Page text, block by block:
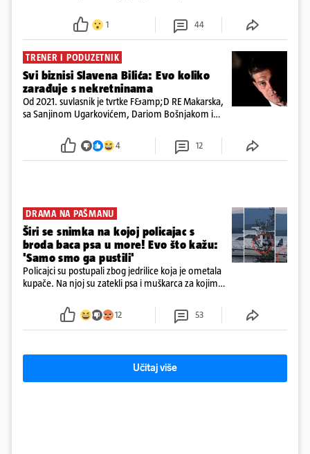
ispitali i poslali u istražni zatvor
1 44
TRENER I PODUZETNIK
Svi biznisi Slavena Bilića: Evo koliko
zarađuje s nekretninama
Od 2021. suvlasnik je tvrtke F&amp;D RE Makarska,
sa Sanjinom Ugarkovićem, Dariom Bošnjakom i
poslovanje nekretninama, a od osnutka nema
zaposlenih
4 12
DRAMA NA PAŠMANU
Širi se snimka na kojoj policajac s
broda baca psa u more! Evo što kažu:
'Samo smo ga pustili'
Policajci su postupali zbog jedrilice koja je ometala
kupače. Na njoj su zatekli psa i muškarca za kojim
ga uhitili, a psa je preuzeo komunalni redar
12 53
Učitaj više